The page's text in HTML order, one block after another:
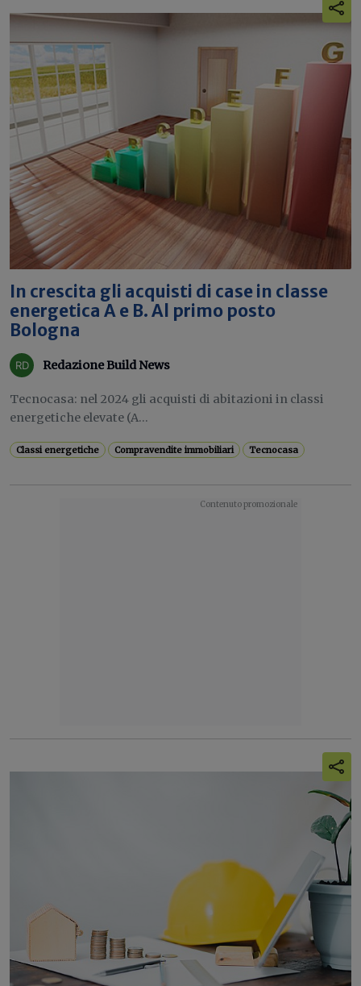
In crescita gli acquisti di case in classe
energetica A e B. Al primo posto
Bologna
Redazione Build News
Tecnocasa: nel 2024 gli acquisti di abitazioni in classi
energetiche elevate (A...
Classi energetiche Compravendite immobiliari Tecnocasa